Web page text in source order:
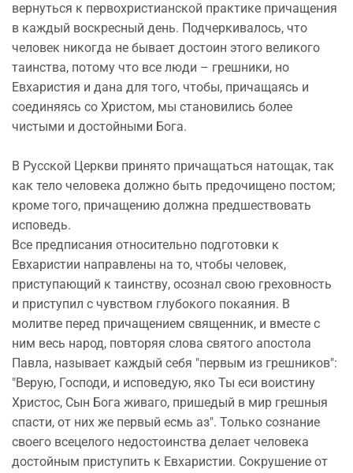
вернуться к первохристианской практике причащения
в каждый воскресный день. Подчеркивалось, что
человек никогда не бывает достоин этого великого
таинства, потому что все люди – грешники, но
Евхаристия и дана для того, чтобы, причащаясь и
соединяясь со Христом, мы становились более
чистыми и достойными Бога.
В Русской Церкви принято причащаться натощак, так
как тело человека должно быть предочищено постом;
кроме того, причащению должна предшествовать
исповедь.
Все предписания относительно подготовки к
Евхаристии направлены на то, чтобы человек,
приступающий к таинству, осознал свою греховность
и приступил с чувством глубокого покаяния. В
молитве перед причащением священник, и вместе с
ним весь народ, повторяя слова святого апостола
Павла, называет каждый себя "первым из грешников":
"Верую, Господи, и исповедую, яко Ты еси воистину
Христос, Сын Бога живаго, пришедый в мир грешныя
спасти, от них же первый есмь аз". Только сознание
своего всецелого недостоинства делает человека
достойным приступить к Евхаристии. Сокрушение от